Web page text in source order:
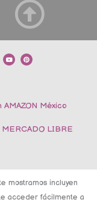
Y
o
u
P
i
n
t
AMAZON México
LIBRE
mostramos incluyen
acceder fácilmente a